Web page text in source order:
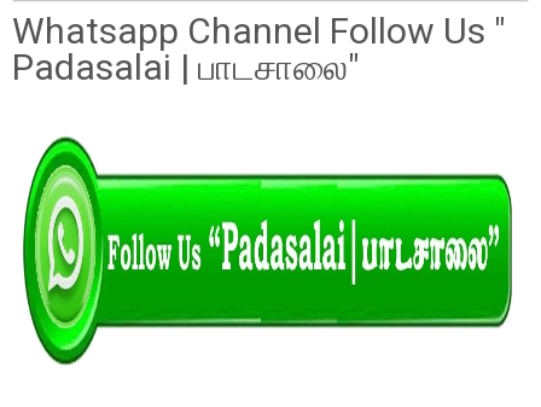
Whatsapp Channel Follow Us "
Padasalai | பாடசாலை"